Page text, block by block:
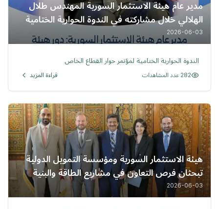
مدير عام هيئة الاستثمار السورية المهندس طلال
الهلالي خلال مشاركته ‏في الندوة الحوارية الختامية
لمؤتمر حوار القطاع الخاص
2026-06-03
الندوة الحوارية الختامية لمؤتمر حوار القطاع الخاص
282 عدد المشاهدات قراءة المزيد
هيئة الاستثمار السورية ومؤسسة التمويل الدولية
تبحثان فرص التعاون في مشاريع الطاقة والبنية
التحتية
2026-06-03